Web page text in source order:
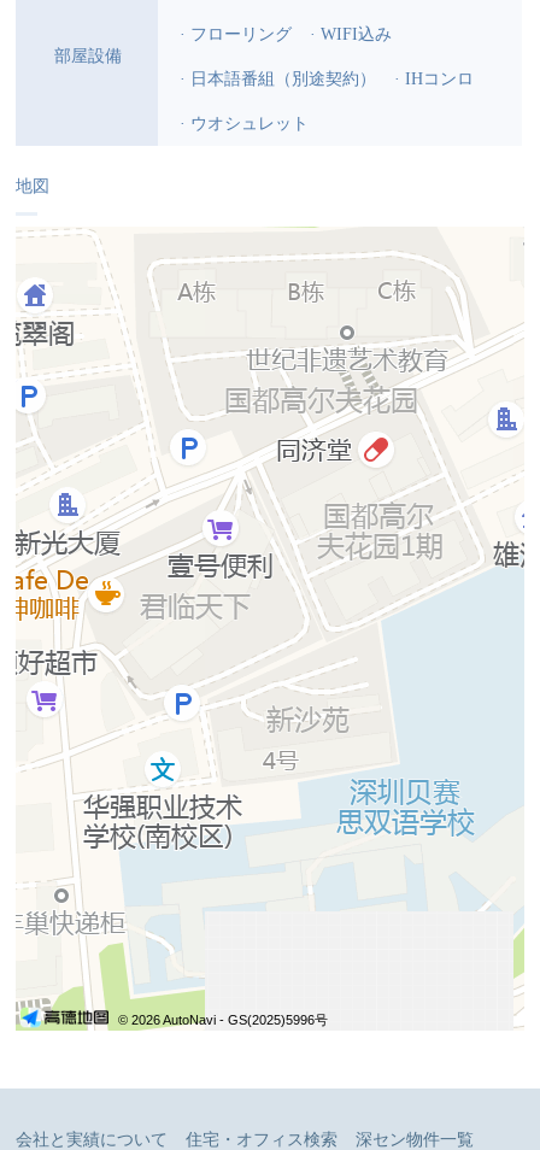
部屋設備
· フローリング · WIFI込み
· 日本語番組（別途契約） · IHコンロ
· ウオシュレット
地図
© 2026 AutoNavi- GS(2025)5996号
会社と実績について 住宅・オフィス検索 深セン物件一覧